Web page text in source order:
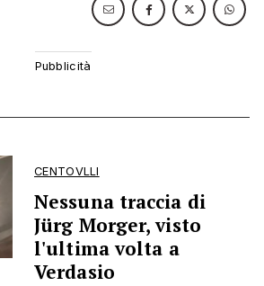
CENTOVLLI
Nessuna traccia di
Jürg Morger, visto
l'ultima volta a
Verdasio